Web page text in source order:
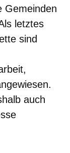
Gemeinden
letztes
sind
auch